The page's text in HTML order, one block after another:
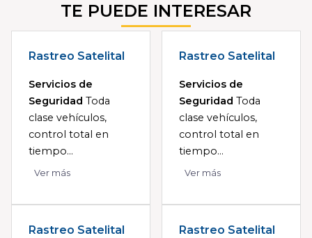
TE PUEDE INTERESAR
Rastreo Satelital
Servicios de
Seguridad Toda
clase vehículos,
control total en
tiempo...
Ver más
Rastreo Satelital
Servicios de
Seguridad Toda
clase vehículos,
control total en
tiempo...
Ver más
Rastreo Satelital Rastreo Satelital